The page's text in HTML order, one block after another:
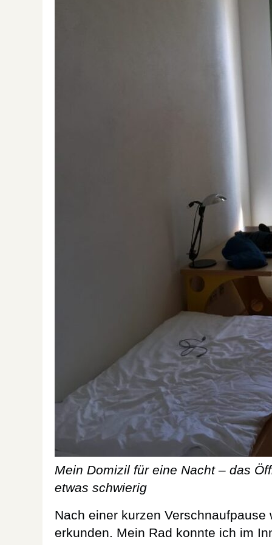
Mein Domizil für eine Nacht – das
etwas schwierig
Nach einer kurzen Verschnaufpause
erkunden. Mein Rad konnte ich im